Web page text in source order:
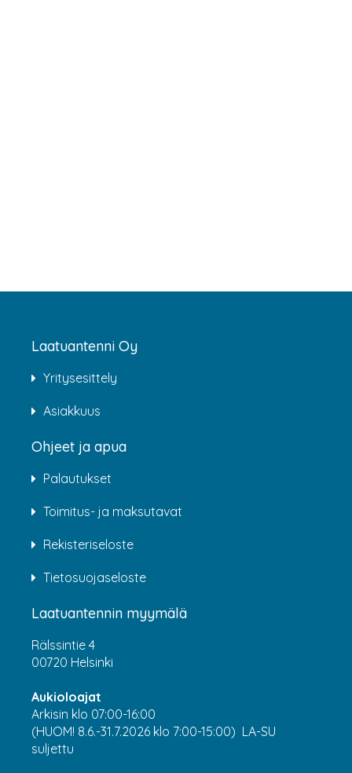
Laatuantenni Oy
Yritysesittely
Asiakkuus
Ohjeet ja apua
Palautukset
Toimitus- ja maksutavat
Rekisteriseloste
Tietosuojaseloste
Laatuantennin myymälä
Rälssintie 4
00720 Helsinki
Aukioloajat
Arkisin klo 07:00-16:00
(HUOM! 8.6.-31.7.2026 klo 7:00-15:00) LA-SU
suljettu